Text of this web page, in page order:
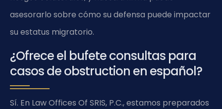
asesorarlo sobre cómo su defensa puede impactar
su estatus migratorio.
¿Ofrece el bufete consultas para
casos de obstruction en español?
Sí. En Law Offices Of SRIS, P.C., estamos preparados